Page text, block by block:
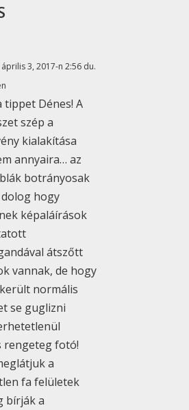
április 3, 2017-n 2:56 du.
tippet Dénes! A
szép a
kialakítása
annyaira… az
botrányosak
hogy
képaláírások
átszőtt
vannak, de hogy
normális
se guglizni
rengeteg fotó!
a
fa felületek
bírják a